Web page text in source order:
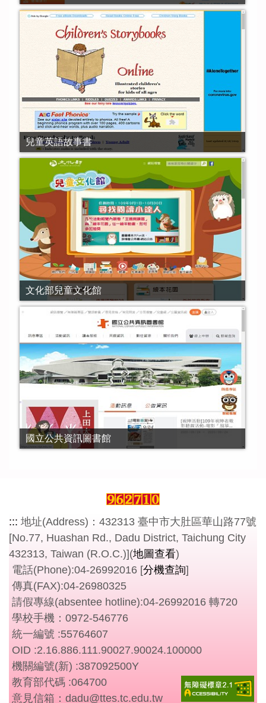
兒童英語故事書
文化部兒童文化館
國立公共資訊圖書館
::: 地址(Address)：432313 臺中市大肚區華山路77號
[No.77, Huashan Rd., Dadu District, Taichung City
432313, Taiwan (R.O.C.)](地圖查看)
電話(Phone):04-26992016 [分機查詢]
傳真(FAX):04-26980325
請假專線(absentee hotline):04-26992016 轉720
學校手機：0972-546776
統一編號 :55764607
OID :2.16.886.111.90027.90024.100000
機關編號(新) :387092500Y
教育部代碼 :064700
意見信箱：dadu@ttes.tc.edu.tw